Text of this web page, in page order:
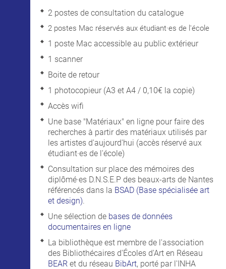
2 postes de consultation du catalogue
2 postes Mac réservés aux étudiant·es de l'école
1 poste Mac accessible au public extérieur
1 scanner
Boite de retour
1 photocopieur (A3 et A4 / 0,10€ la copie)
Accès wifi
Une base "Matériaux" en ligne pour faire des
recherches à partir des matériaux utilisés par
les artistes d'aujourd'hui (accès réservé aux
étudiant·es de l'école)
Consultation sur place des mémoires des
diplômé·es D.N.S.E.P des beaux-arts de Nantes
référencés dans la BSAD (Base spécialisée art
et design).
Une sélection de bases de données
documentaires en ligne
La bibliothèque est membre de l'association
des Bibliothécaires d'Écoles d'Art en Réseau
BEAR et du réseau BibArt, porté par l'INHA